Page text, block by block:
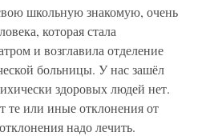
школьную знакомую, очень
которая стала
и возглавила отделение
больницы. У нас зашёл
здоровых людей нет.
те или иные отклонения от
надо лечить.